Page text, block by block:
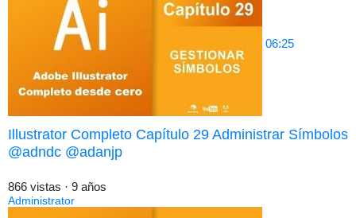
06:25
Illustrator Completo Capítulo 29 Administrar Símbolos
@adndc @adanjp
866 vistas · 9 años
Administrator